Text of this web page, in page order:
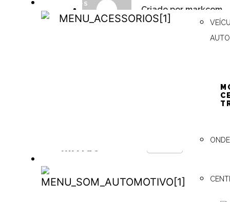
ACESSÓRIOS
Criado por markcom
ARTIGO